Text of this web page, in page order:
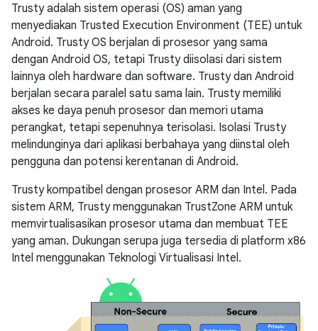
Trusty adalah sistem operasi (OS) aman yang
menyediakan Trusted Execution Environment (TEE) untuk
Android. Trusty OS berjalan di prosesor yang sama
dengan Android OS, tetapi Trusty diisolasi dari sistem
lainnya oleh hardware dan software. Trusty dan Android
berjalan secara paralel satu sama lain. Trusty memiliki
akses ke daya penuh prosesor dan memori utama
perangkat, tetapi sepenuhnya terisolasi. Isolasi Trusty
melindunginya dari aplikasi berbahaya yang diinstal oleh
pengguna dan potensi kerentanan di Android.
Trusty kompatibel dengan prosesor ARM dan Intel. Pada
sistem ARM, Trusty menggunakan TrustZone ARM untuk
memvirtualisasikan prosesor utama dan membuat TEE
yang aman. Dukungan serupa juga tersedia di platform x86
Intel menggunakan Teknologi Virtualisasi Intel.